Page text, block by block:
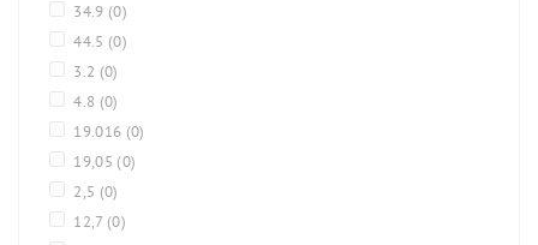
34.9 (0)
44.5 (0)
3.2 (0)
4.8 (0)
19.016 (0)
19,05 (0)
2,5 (0)
12,7 (0)